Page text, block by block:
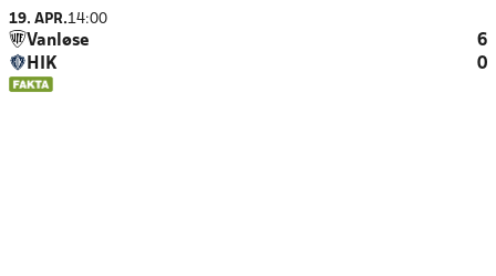
19. APR.14:00
Vanløse
6
HIK
0